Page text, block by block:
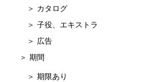
＞ カタログ
＞ 子役、エキストラ
＞ 広告
＞ 期間
＞ 期限あり